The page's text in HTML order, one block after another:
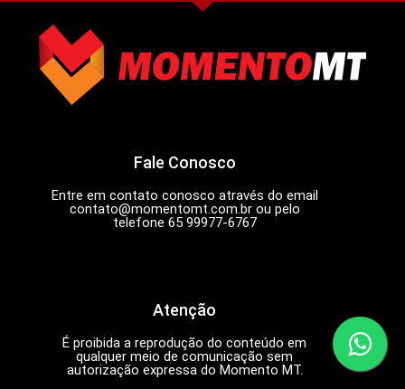
Fale Conosco
Entre em contato conosco através do email
contato@momentomt.com.brou pelo
telefone 65 99977-6767
Atenção
É proibida a reprodução do conteúdo em
qualquer meio de comunicação sem
autorização expressa do Momento MT.